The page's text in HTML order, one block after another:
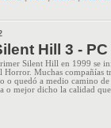
Hill 3 - PC
Silent Hill en 1999 se
Horror. Muchas compañías
o quedó a medio camino
o mejor dicho la calidad